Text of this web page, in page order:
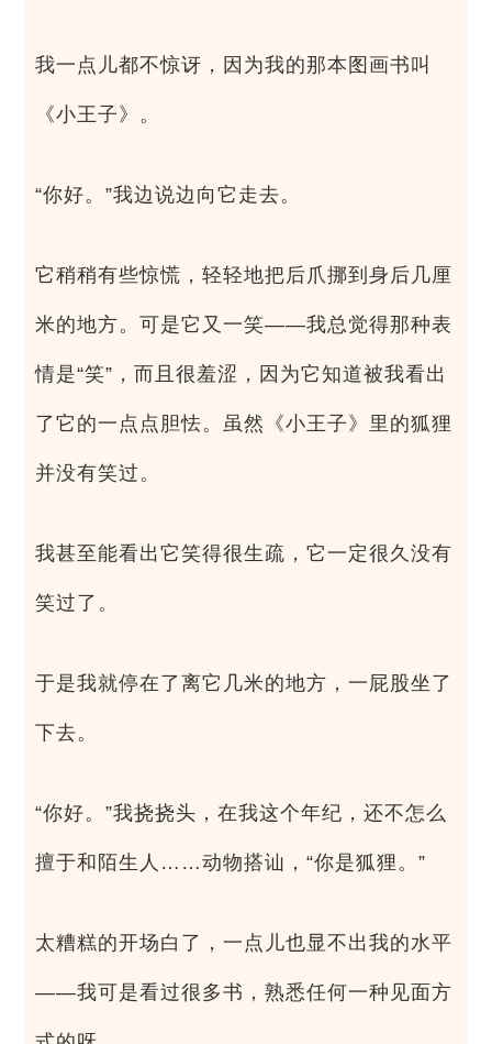
我一点儿都不惊讶，因为我的那本图画书叫
《小王子》。
“你好。”我边说边向它走去。
它稍稍有些惊慌，轻轻地把后爪挪到身后几厘
米的地方。可是它又一笑——我总觉得那种表
情是“笑”，而且很羞涩，因为它知道被我看出
了它的一点点胆怯。虽然《小王子》里的狐狸
并没有笑过。
我甚至能看出它笑得很生疏，它一定很久没有
笑过了。
于是我就停在了离它几米的地方，一屁股坐了
下去。
“你好。”我挠挠头，在我这个年纪，还不怎么
擅于和陌生人……动物搭讪，“你是狐狸。”
太糟糕的开场白了，一点儿也显不出我的水平
——我可是看过很多书，熟悉任何一种见面方